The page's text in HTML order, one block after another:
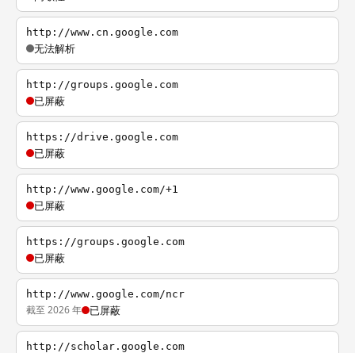
http://www.cn.google.com
无法解析
http://groups.google.com
已屏蔽
https://drive.google.com
已屏蔽
http://www.google.com/+1
已屏蔽
https://groups.google.com
已屏蔽
http://www.google.com/ncr
截至 2026 年 已屏蔽
http://scholar.google.com